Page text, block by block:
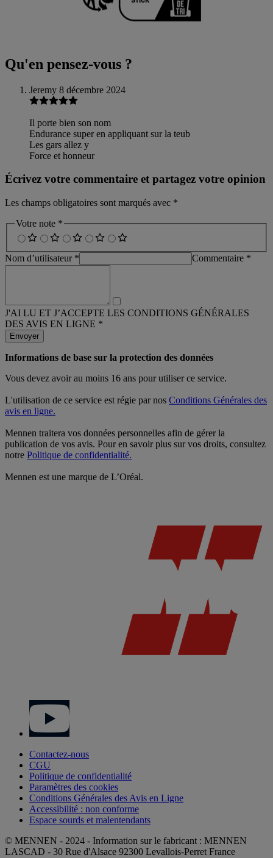
Qu'en pensez-vous ?
Jeremy 8 décembre 2024
Il porte bien son nom
Endurance super en appliquant sur la teub
Les gars allez y
Force et honneur
Écrivez votre commentaire et partagez votre opinion
Les champs obligatoires sont marqués avec *
Votre note *
Nom d’utilisateur * Commentaire *
J'AI LU ET J’ACCEPTE LES CONDITIONS GÉNÉRALES
DES AVIS EN LIGNE *
Envoyer
Informations de base sur la protection des données
Vous devez avoir au moins 16 ans pour utiliser ce service.
L'utilisation de ce service est régie par nos Conditions Générales des
avis en ligne.
Mennen traitera vos données personnelles afin de gérer la
publication de vos avis. Pour en savoir plus sur vos droits, consultez
notre Politique de confidentialité.
Mennen est une marque de L’Oréal.
Contactez-nous
CGU
Politique de confidentialité
Paramètres des cookies
Conditions Générales des Avis en Ligne
Accessibilité : non conforme
Espace sourds et malentendants
© MENNEN - 2024 - Information sur le fabricant : MENNEN
LASCAD - 30 Rue d'Alsace 92300 Levallois-Perret France